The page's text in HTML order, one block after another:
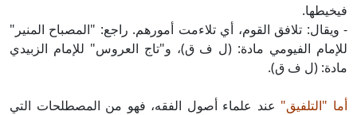
فيخيطها.
- ويقال: تلافق القوم، أي تلاءمت أمورهم. راجع: "المصباح المنير"
للإمام الفيومي مادة: (ل ف ق)، و"تاج العروس" للإمام الزبيدي
مادة: (ل ف ق).
أما "التلفيق" عند علماء أصول الفقه، فهو من المصطلحات التي